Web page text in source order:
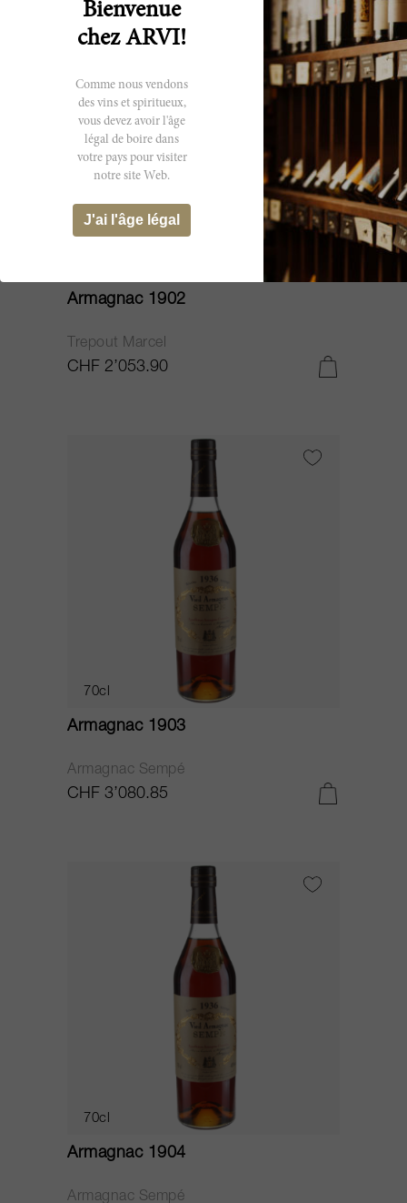
Armagnac 1902
Trepout Marcel
CHF 2’053.90
70cl
Armagnac 1903
Armagnac Sempé
CHF 3’080.85
70cl
Armagnac 1904
Armagnac Sempé
Bienvenue
chez ARVI!
Comme nous vendons
des vins et spiritueux,
vous devez avoir l'âge
légal de boire dans
votre pays pour visiter
notre site Web.
J'ai l'âge légal